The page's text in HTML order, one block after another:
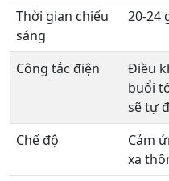
Thời gian chiếu
sáng
20-24
Công tắc điện
Điều
buổi
sẽ tự
Chế độ
Cảm
xa